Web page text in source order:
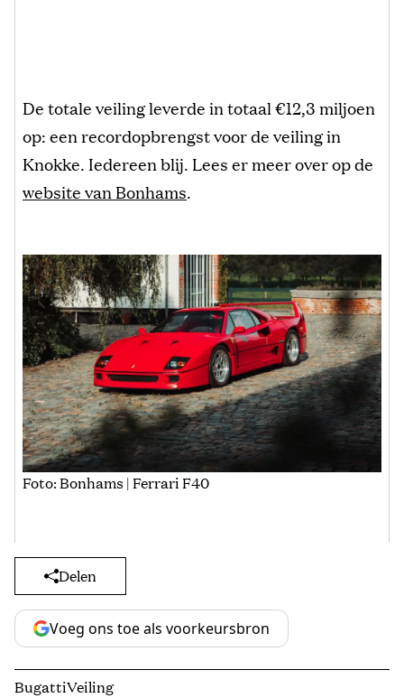
De totale veiling leverde in totaal €12,3 miljoen
op: een recordopbrengst voor de veiling in
Knokke. Iedereen blij. Lees er meer over op de
website van Bonhams.
Foto: Bonhams | Ferrari F40
Delen
Voeg ons toe als voorkeursbron
BugattiVeiling